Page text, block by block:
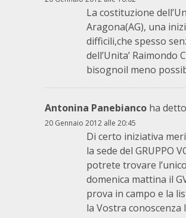
La costituzione
Aragona(AG), una
difficili,che spesso
dell’Unita’
bisognoil meno
Antonina Panebianco ha
20 Gennaio 2012 alle 20:45
Di certo iniziativa
la sede del GRUPPO
potrete trovare
domenica mattina il
prova in campo e la
la Vostra